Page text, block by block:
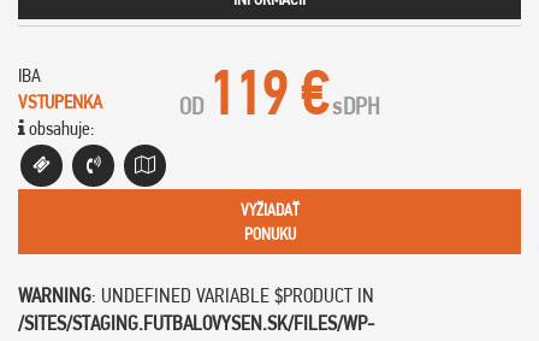
IBA
VSTUPENKA
obsahuje:
OD 119 €sDPH
VYŽIADAŤ
PONUKU
WARNING: UNDEFINED VARIABLE $PRODUCT IN
/SITES/STAGING.FUTBALOVYSEN.SK/FILES/WP-